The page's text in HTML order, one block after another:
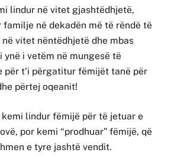
lindur në vitet gjashtëdhjetë,
në dekadën më të rëndë të
vitet nëntëdhjetë dhe mbas
i vetëm në mungesë të
për t’i përgatitur fëmijët tanë për
përtej oqeanit!
kemi lindur fëmijë për të jetuar e
por kemi “prodhuar” fëmijë, që
e tyre jashtë vendit.